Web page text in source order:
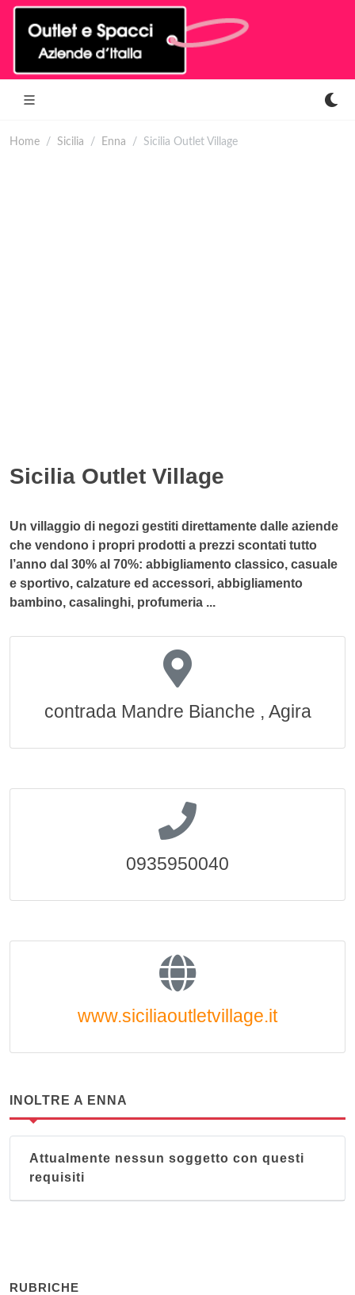
Home Sicilia Enna Sicilia Outlet Village
Sicilia Outlet Village
Un villaggio di negozi gestiti direttamente dalle aziende
che vendono i propri prodotti a prezzi scontati tutto
l’anno dal 30% al 70%: abbigliamento classico, casuale
e sportivo, calzature ed accessori, abbigliamento
bambino, casalinghi, profumeria ...
contrada Mandre Bianche , Agira
0935950040
www.siciliaoutletvillage.it
INOLTRE A ENNA
Attualmente nessun soggetto con questi
requisiti
RUBRICHE